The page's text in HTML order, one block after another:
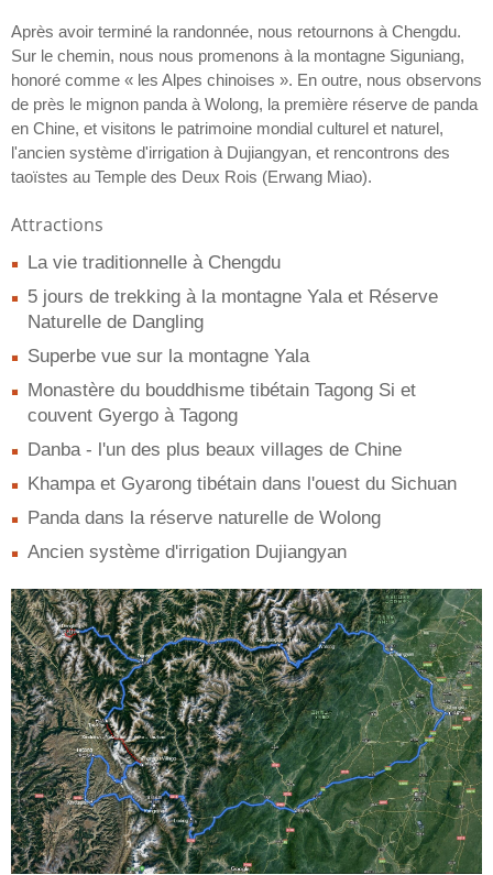
Après avoir terminé la randonnée, nous retournons à Chengdu.
Sur le chemin, nous nous promenons à la montagne Siguniang,
honoré comme « les Alpes chinoises ». En outre, nous observons
de près le mignon panda à Wolong, la première réserve de panda
en Chine, et visitons le patrimoine mondial culturel et naturel,
l'ancien système d'irrigation à Dujiangyan, et rencontrons des
taoïstes au Temple des Deux Rois (Erwang Miao).
Attractions
La vie traditionnelle à Chengdu
5 jours de trekking à la montagne Yala et Réserve
Naturelle de Dangling
Superbe vue sur la montagne Yala
Monastère du bouddhisme tibétain Tagong Si et
couvent Gyergo à Tagong
Danba - l'un des plus beaux villages de Chine
Khampa et Gyarong tibétain dans l'ouest du Sichuan
Panda dans la réserve naturelle de Wolong
Ancien système d'irrigation Dujiangyan